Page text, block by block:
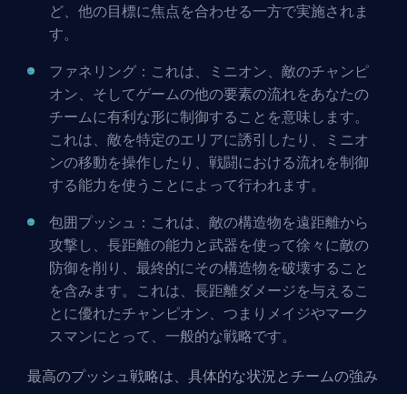
ど、他の目標に焦点を合わせる一方で実施されま
す。
ファネリング ：これは、ミニオン、敵のチャンピ
オン、そしてゲームの他の要素の流れをあなたの
チームに有利な形に制御することを意味します。
これは、敵を特定のエリアに誘引したり、ミニオ
ンの移動を操作したり、戦闘における流れを制御
する能力を使うことによって行われます。
包囲プッシュ：これは、敵の構造物を遠距離から
攻撃し、長距離の能力と武器を使って徐々に敵の
防御を削り、最終的にその構造物を破壊すること
を含みます。これは、長距離ダメージを与えるこ
とに優れたチャンピオン、つまりメイジやマーク
スマンにとって、一般的な戦略です。
最高のプッシュ戦略は、具体的な状況とチームの強み